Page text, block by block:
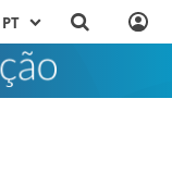
PT